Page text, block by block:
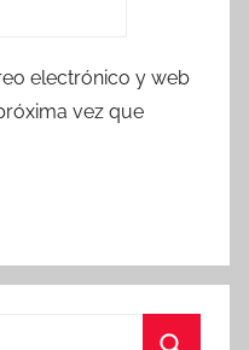
electrónico y web
vez que